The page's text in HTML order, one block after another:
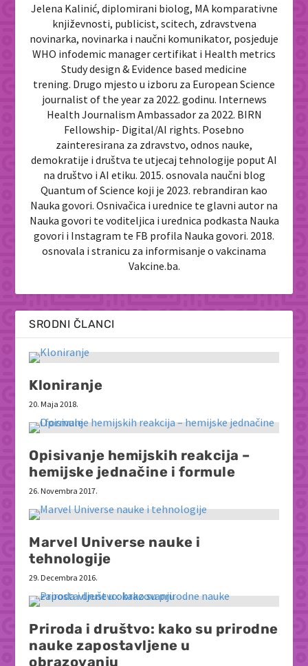
Jelena Kalinić, diplomirani biolog, MA komparativne
književnosti, publicist, scitech, zdravstvena
novinarka, novinarka i naučni komunikator, posjeduje
WHO infodemic manager certifikat i Health metrics
Study design & Evidence based medicine
trening. Drugo mjesto u izboru za European Science
journalist of the year za 2022. godinu. Internews
Health Journalism Ambassador za 2022. BIRN
Fellowship- Digital/AI rights. Posebno
zainteresirana za zdravstvo, odnos nauke,
demokratije i društva te utjecaj tehnologije poput AI
na društvo i AI etiku. 2015. osnovala naučni blog
Quantum of Science koji je 2023. rebrandiran kao
Nauka govori. Osnivačica i urednice te glavni autor na
Nauka govori te voditeljica i urednica podkasta Nauka
govori i Instagram te FB profila Nauka govori. 2018.
osnovala i stranicu za informisanje o vakcinama
Vakcine.ba.
SRODNI ČLANCI
Kloniranje
20. Maja 2018.
Opisivanje hemijskih reakcija –
hemijske jednačine i formule
26. Novembra 2017.
Marvel Universe nauke i
tehnologije
29. Decembra 2016.
Priroda i društvo: kako su prirodne
nauke zapostavljene u
obrazovanju